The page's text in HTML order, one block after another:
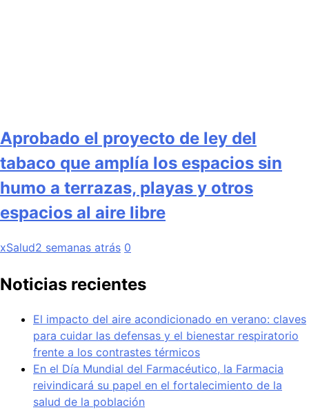
Aprobado el proyecto de ley del
tabaco que amplía los espacios sin
humo a terrazas, playas y otros
espacios al aire libre
xSalud2 semanas atrás 0
Noticias recientes
El impacto del aire acondicionado en verano: claves
para cuidar las defensas y el bienestar respiratorio
frente a los contrastes térmicos
En el Día Mundial del Farmacéutico, la Farmacia
reivindicará su papel en el fortalecimiento de la
salud de la población